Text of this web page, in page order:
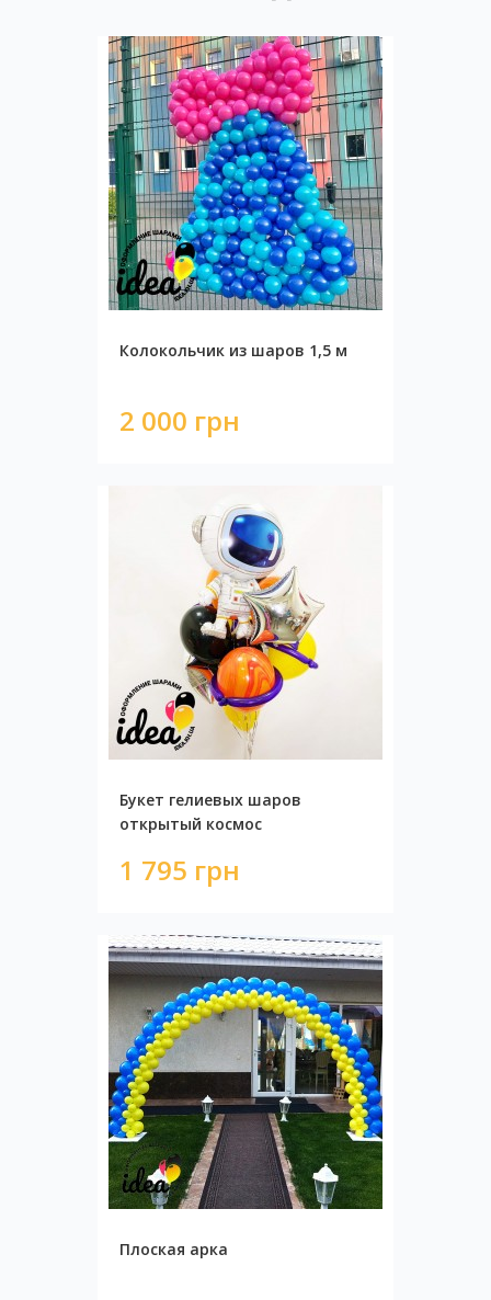
Колокольчик из шаров 1,5 м
2 000 грн
Букет гелиевых шаров
открытый космос
1 795 грн
Плоская арка